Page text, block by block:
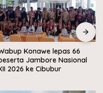
Bupati Konawe Batalkan
Rencana Retribusi Parkir
Kawasan PJR Pondidaha